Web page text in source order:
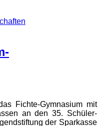
Fichte-Gymnasium mit
an den 35. Schüler-
der Sparkasse